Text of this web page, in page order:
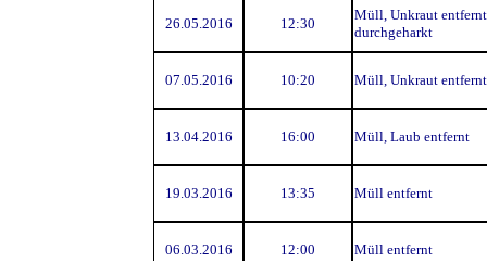
26.05.2016 12:30
Müll, Unkraut
durchgeharkt
07.05.2016 10:20 Müll, Unkraut entfernt
13.04.2016 16:00 Müll, Laub entfernt
19.03.2016 13:35 Müll entfernt
06.03.2016 12:00 Müll entfernt